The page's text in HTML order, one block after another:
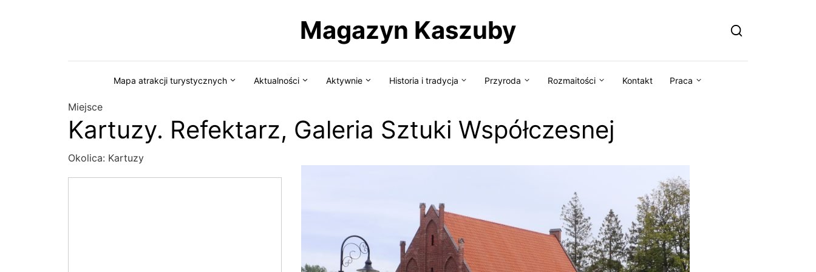
Magazyn Kaszuby
Mapa atrakcji turystycznych Aktualności Aktywnie Historia i tradycja Przyroda Rozmaitości Kontakt Praca
Miejsce
Kartuzy. Refektarz, Galeria Sztuki Współczesnej
Okolica: Kartuzy